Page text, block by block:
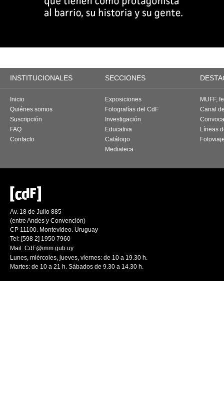
INSTITUCIONALES SECCIONES
Inicio
Quiénes somos
Suscripción
FAQ
Contacto
Exposiciones
Fotografías del CdF
Investigación
Educativa
Catálogo
Mediateca
MUFF,
Canal
Líneas
Av. 18 de Julio 885
(entre Andes y Convención)
CP 11100. Montevideo. Uruguay
Tel: [598 2] 1950 7960
Mail: CdF@imm.gub.uy
Lunes, miércoles, jueves, viernes: de 10 a 19.30 h.
Martes: de 10 a 21 h. Sábados de 9.30 a 14.30 h.